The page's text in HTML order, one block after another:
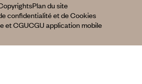
Plan du site
confidentialité et de Cookies
et CGUCGU application mobile